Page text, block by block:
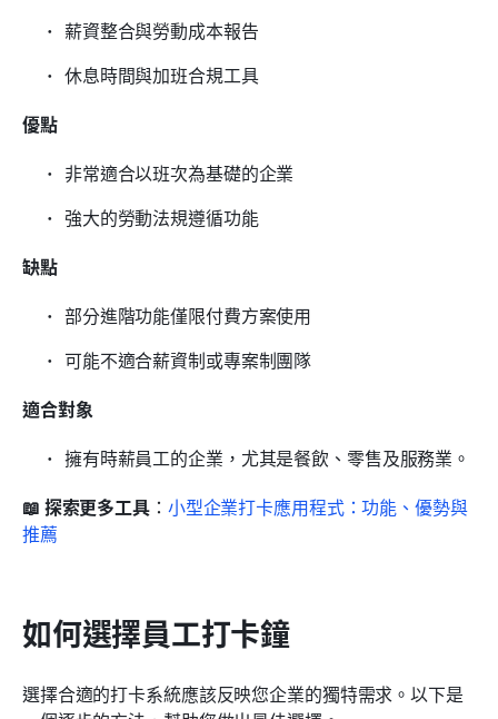
薪資整合與勞動成本報告
休息時間與加班合規工具
優點
非常適合以班次為基礎的企業
強大的勞動法規遵循功能
缺點
部分進階功能僅限付費方案使用
可能不適合薪資制或專案制團隊
適合對象
擁有時薪員工的企業，尤其是餐飲、零售及服務業。
📖 探索更多工具： 小型企業打卡應用程式：功能、優勢與
推薦
如何選擇員工打卡鐘
選擇合適的打卡系統應該反映您企業的獨特需求。以下是